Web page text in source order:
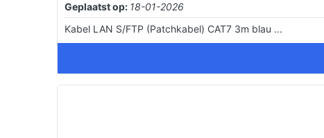
Geplaatst op: 18-01-2026
Kabel LAN S/FTP (Patchkabel) CAT7 3m blau ...